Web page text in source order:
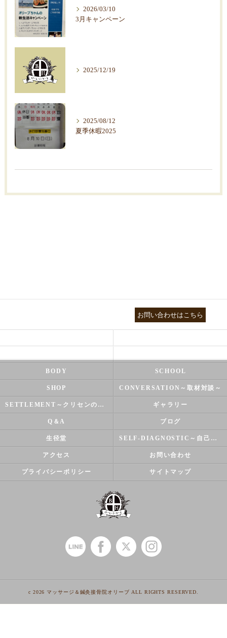
2026/03/10
3月キャンペーン
2025/12/19
2025/08/12
夏季休暇2025
お問い合わせはこちら
BODY SCHOOL
SHOP CONVERSATION～取材対談～
SETTLEMENT～クリセンのズバリ解決シリーズ～ ギャラリー
Q＆A ブログ
生径堂 SELF-DIAGNOSTIC～自己診断～
アクセス お問い合わせ
プライバシーポリシー サイトマップ
c 2026 マッサージ＆鍼灸接骨院オリーブ ALL RIGHTS RESERVED.